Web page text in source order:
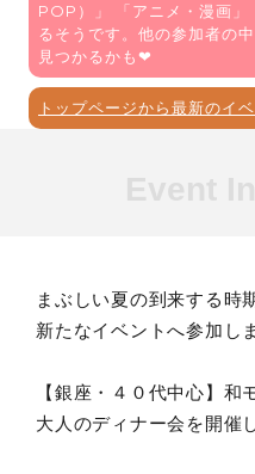
POP）
」 「アニメ・漫画 」
るそうです。他の参加者の
見つかるかも❤
トップページから最新のイ
まぶしい夏の到来する時
新たなイベントへ参加し
【銀座・４０代中心】和
大人のディナー会を開催